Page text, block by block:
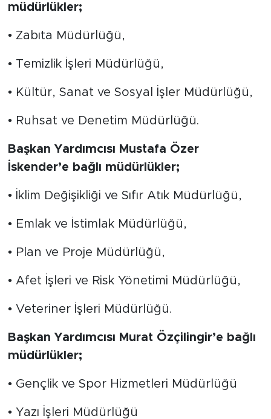
müdürlükler;
• Zabıta Müdürlüğü,
• Temizlik İşleri Müdürlüğü,
• Kültür, Sanat ve Sosyal İşler Müdürlüğü,
• Ruhsat ve Denetim Müdürlüğü.
Başkan Yardımcısı Mustafa Özer
İskender’e bağlı müdürlükler;
• İklim Değişikliği ve Sıfır Atık Müdürlüğü,
• Emlak ve İstimlak Müdürlüğü,
• Plan ve Proje Müdürlüğü,
• Afet İşleri ve Risk Yönetimi Müdürlüğü,
• Veteriner İşleri Müdürlüğü.
Başkan Yardımcısı Murat Özçilingir’e bağlı
müdürlükler;
• Gençlik ve Spor Hizmetleri Müdürlüğü
• Yazı İşleri Müdürlüğü